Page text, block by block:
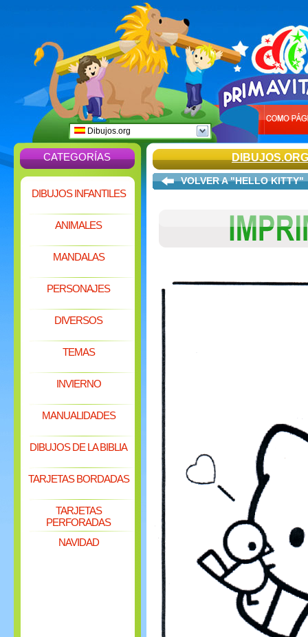
Dibujos.org
CATEGORÍAS
DIBUJOS INFANTILES
ANIMALES
MANDALAS
PERSONAJES
DIVERSOS
TEMAS
INVIERNO
MANUALIDADES
DIBUJOS DE LA BIBLIA
TARJETAS BORDADAS
TARJETAS
PERFORADAS
NAVIDAD
DIBUJOS.ORG
VOLVER A "HELLO KITTY"